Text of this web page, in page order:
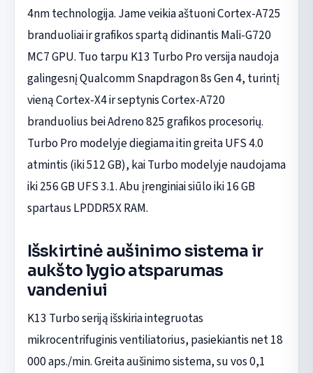
4nm technologija. Jame veikia aštuoni Cortex-A725
branduoliai ir grafikos spartą didinantis Mali-G720
MC7 GPU. Tuo tarpu K13 Turbo Pro versija naudoja
galingesnį Qualcomm Snapdragon 8s Gen 4, turintį
vieną Cortex-X4 ir septynis Cortex-A720
branduolius bei Adreno 825 grafikos procesorių.
Turbo Pro modelyje diegiama itin greita UFS 4.0
atmintis (iki 512 GB), kai Turbo modelyje naudojama
iki 256 GB UFS 3.1. Abu įrenginiai siūlo iki 16 GB
spartaus LPDDR5X RAM.
Išskirtinė aušinimo sistema ir
aukšto lygio atsparumas
vandeniui
K13 Turbo seriją išskiria integruotas
mikrocentrifuginis ventiliatorius, pasiekiantis net 18
000 aps./min. Greita aušinimo sistema, su vos 0,1